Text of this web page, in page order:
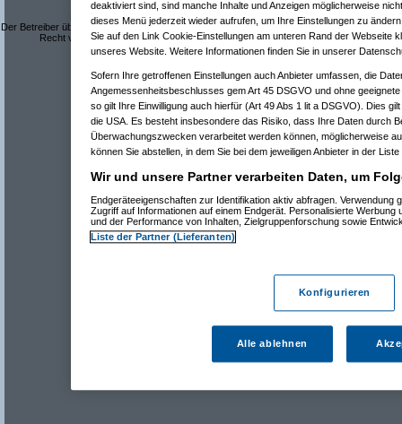
Dieses Forum ist eine frei zugängliche Diskussionsplattform.
Der Betreiber übernimmt keine Verantwortung für den Inhalt der Beiträge und behält sich das
Recht vor, Beiträge mit rechtswidrigem oder anstößigem Inhalt zu löschen.
Datenschutzerklärung
deaktiviert sind, sind manche Inhalte und Anzeigen möglicherweise
dieses Menü jederzeit wieder aufrufen, um Ihre Einstellungen zu
Sie auf den Link Cookie-Einstellungen am unteren Rand der Webseite
unseres Website. Weitere Informationen finden Sie in unserer
Sofern Ihre getroffenen Einstellungen auch Anbieter umfassen, die
Angemessenheitsbeschlusses gem Art 45 DSGVO und ohne
so gilt Ihre Einwilligung auch hierfür (Art 49 Abs 1 lit a DSGVO). Dies
die USA. Es besteht insbesondere das Risiko, dass Ihre Daten durch
Überwachungszwecken verarbeitet werden können, möglicherweise
können Sie abstellen, in dem Sie bei dem jeweiligen Anbieter in der
Wir und unsere Partner verarbeiten Daten, um
Endgeräteeigenschaften zur Identifikation aktiv abfragen. Verwendung
Zugriff auf Informationen auf einem Endgerät. Personalisierte Werbung
und der Performance von Inhalten, Zielgruppenforschung sowie
Liste der Partner (Lieferanten)
Konfigurieren
Alle ablehnen